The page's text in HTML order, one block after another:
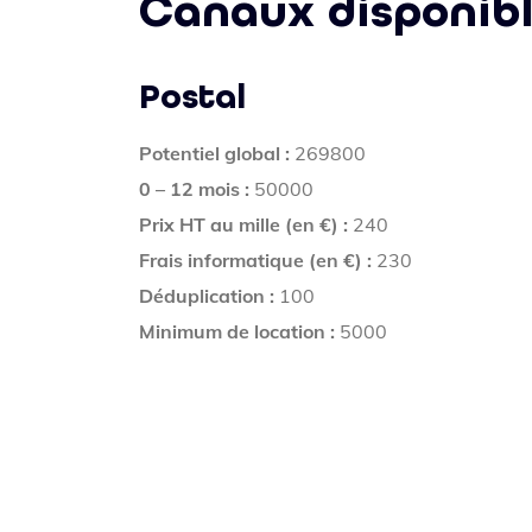
Postal
Potentiel global : 269800
0 – 12 mois : 50000
Prix HT au mille (en €) : 240
Frais informatique (en €) : 230
Déduplication : 100
Minimum de location : 5000